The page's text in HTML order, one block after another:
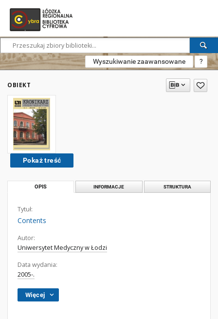
Wyszukiwanie zaawansowane ?
OBIEKT
Pokaż treść
OPIS INFORMACJE STRUKTURA
Tytuł:
Contents
Autor:
Uniwersytet Medyczny w Łodzi
Data wydania:
2005-.
Więcej